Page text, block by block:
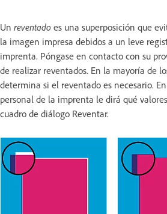
Un reventado es una superposición que
la imagen impresa debidos a un leve
imprenta. Póngase en contacto con su
de realizar reventados. En la mayoría de
determina si el reventado es necesario.
personal de la imprenta le dirá qué
cuadro de diálogo Reventar.